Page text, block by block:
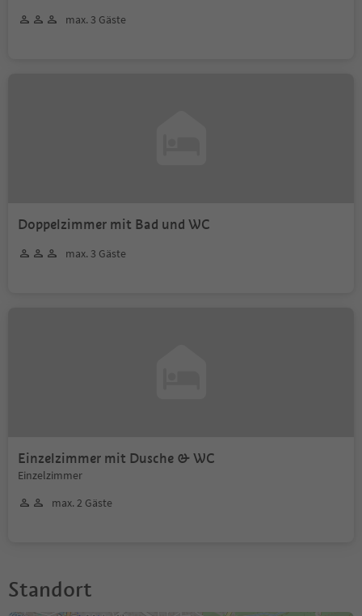
max. 3 Gäste
Doppelzimmer mit Bad und WC
max. 3 Gäste
Einzelzimmer mit Dusche & WC
Einzelzimmer
max. 2 Gäste
Standort